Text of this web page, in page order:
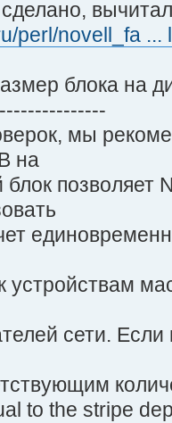
perl/novell_fa ...
блока на
мы
на
позволяет
устройствам
сети. Если
to the stripe